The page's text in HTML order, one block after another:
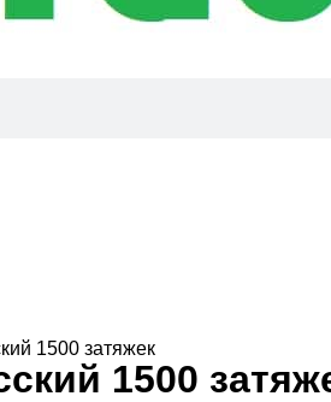
1500 затяжек
1500